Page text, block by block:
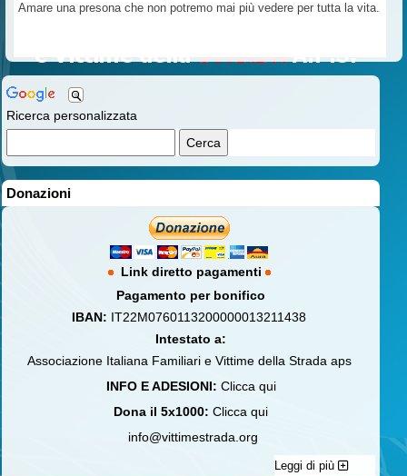
Ricerca personalizzata
Donazioni
Link diretto pagamenti
Pagamento per bonifico
IBAN: IT22M0760113200000013211438
Intestato a:
Associazione Italiana Familiari e Vittime della Strada aps
INFO E ADESIONI: Clicca qui
Dona il 5x1000: Clicca qui
info@vittimestrada.org
Leggi di più
Amare una presona che non potremo mai più vedere per tutta la vita.